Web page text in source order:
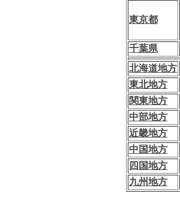
東京都
千葉県
北海道地方
東北地方
関東地方
中部地方
近畿地方
中国地方
四国地方
九州地方